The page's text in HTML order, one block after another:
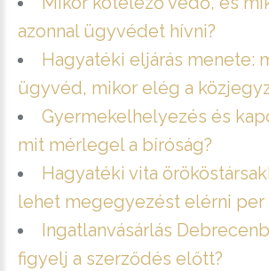
azonnal ügyvédet hívni?
Hagyatéki eljárás menete:
ügyvéd, mikor elég a
Gyermekelhelyezés és
mit mérlegel a bíróság?
Hagyatéki vita
lehet megegyezést elérni per
Ingatlanvásárlás
figyelj a szerződés előtt?